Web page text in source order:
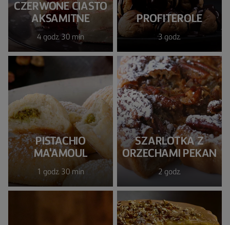
CZERWONE CIASTO
AKSAMITNE
4 godz. 30 min
PROFITEROLE
3 godz.
PISTACHIO
MA'AMOUL
1 godz. 30 min
SZARLOTKA Z
ORZECHAMI PEKAN
2 godz.